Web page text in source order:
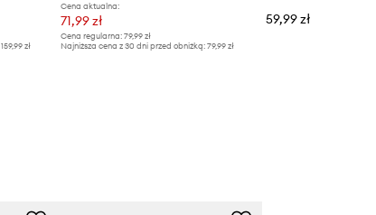
159,99 zł
Cena aktualna:
71,99 zł
Cena regularna: 79,99 zł
Najniższa cena z 30 dni przed obniżką: 79,99 zł
59,99 zł